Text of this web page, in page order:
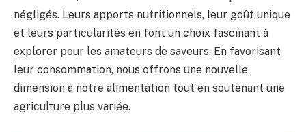
négligés. Leurs apports nutritionnels, leur goût unique
et leurs particularités en font un choix fascinant à
explorer pour les amateurs de saveurs. En favorisant
leur consommation, nous offrons une nouvelle
dimension à notre alimentation tout en soutenant une
agriculture plus variée.